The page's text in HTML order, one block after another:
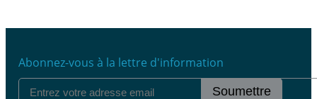
Abonnez-vous à la lettre d'information
Soumettre